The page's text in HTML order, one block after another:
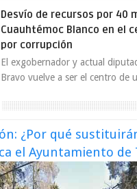
demostrado que es posible
Desvío de recursos por 40
Cuauhtémoc Blanco en el
por corrupción
El exgobernador y actual
Bravo vuelve a ser el centro de
¿Por qué
el Ayuntamiento de